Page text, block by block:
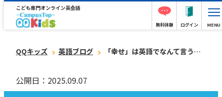
こども専門オンライン英会話
無料体験 ログイン MENU
QQキッズ 英語ブログ 「幸せ」は英語でなんて言う？覚えておきたい5つの単語とフレーズ
公開日：2025.09.07